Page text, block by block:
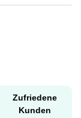
Zufriedene
Kunden